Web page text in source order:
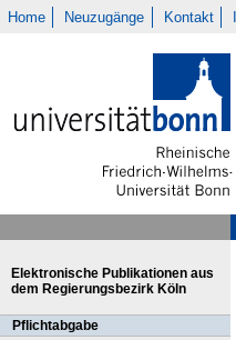
Home Neuzugänge Kontakt
Elektronische Publikationen aus
dem Regierungsbezirk Köln
Pflichtabgabe